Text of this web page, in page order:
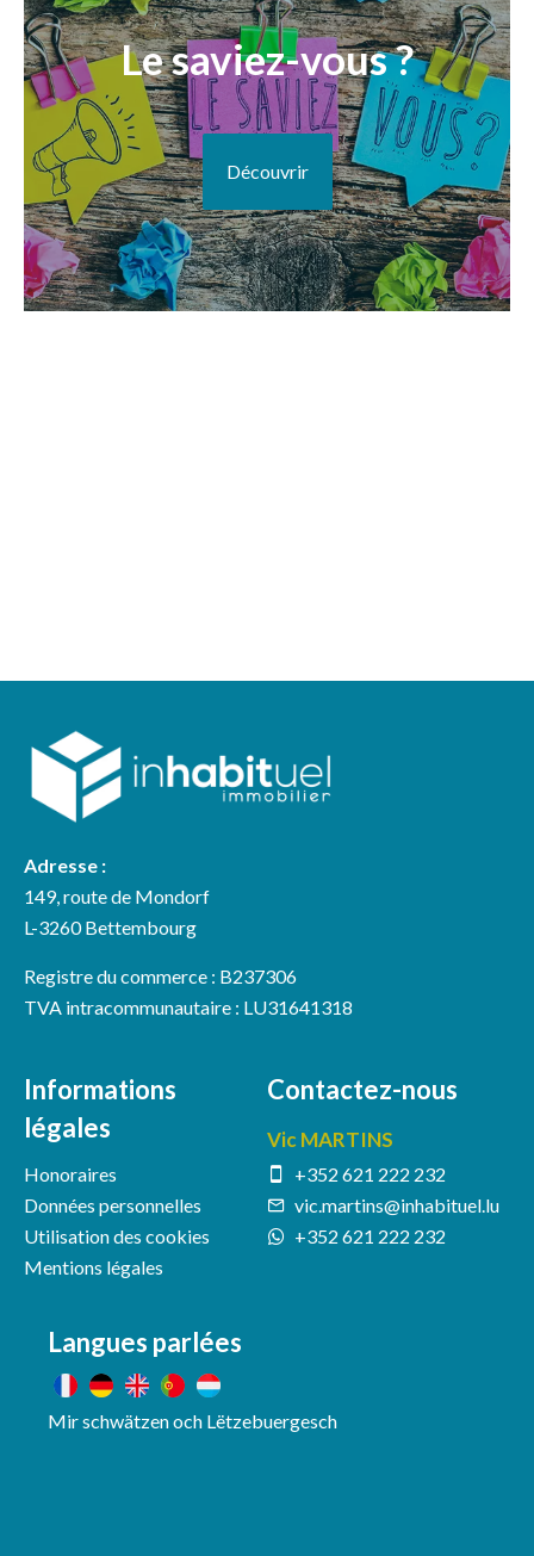
Le saviez-vous ?
Découvrir
Adresse :
149, route de Mondorf
L-3260 Bettembourg
Registre du commerce : B237306
TVA intracommunautaire : LU31641318
Informations
légales
Honoraires
Données personnelles
Utilisation des cookies
Mentions légales
Contactez-nous
Vic MARTINS
+352 621 222 232
vic.martins@inhabituel.lu
+352 621 222 232
Langues parlées
Mir schwätzen och Lëtzebuergesch